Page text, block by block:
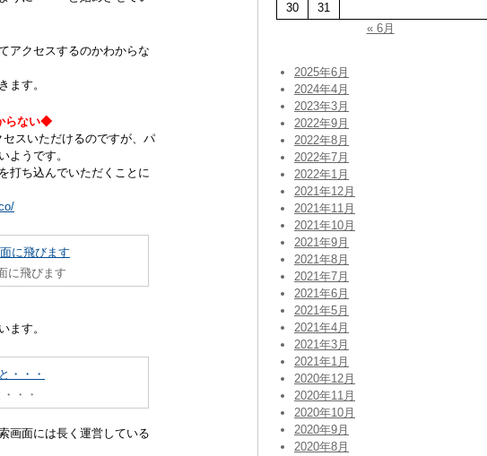
アクセスするのかわからな
ます。
らない◆
スいただけるのですが、パ
ようです。
打ち込んでいただくことに
に飛びます
ます。
・・
画面には長く運営している
30
31
« 6月
2025年6月
2024年4月
2023年3月
2022年9月
2022年8月
2022年7月
2022年1月
2021年12月
2021年11月
2021年10月
2021年9月
2021年8月
2021年7月
2021年6月
2021年5月
2021年4月
2021年3月
2021年1月
2020年12月
2020年11月
2020年10月
2020年9月
2020年8月